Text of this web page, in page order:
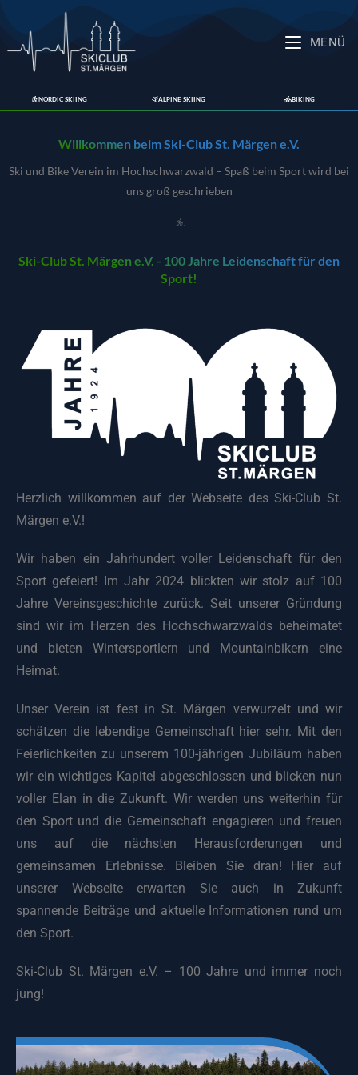
MENÜ
NORDIC SKIING ALPINE SKIING BIKING
Willkommen beim Ski-Club St. Märgen e.V.
Ski und Bike Verein im Hochschwarzwald – Spaß beim Sport wird bei
uns groß geschrieben
Ski-Club St. Märgen e.V. - 100 Jahre Leidenschaft für den
Sport!
Herzlich willkommen auf der Webseite des Ski-Club St.
Märgen e.V.!
Wir haben ein Jahrhundert voller Leidenschaft für den
Sport gefeiert! Im Jahr 2024 blickten wir stolz auf 100
Jahre Vereinsgeschichte zurück. Seit unserer Gründung
sind wir im Herzen des Hochschwarzwalds beheimatet
und bieten Wintersportlern und Mountainbikern eine
Heimat.
Unser Verein ist fest in St. Märgen verwurzelt und wir
schätzen die lebendige Gemeinschaft hier sehr. Mit den
Feierlichkeiten zu unserem 100-jährigen Jubiläum haben
wir ein wichtiges Kapitel abgeschlossen und blicken nun
voller Elan in die Zukunft. Wir werden uns weiterhin für
den Sport und die Gemeinschaft engagieren und freuen
uns auf die nächsten Herausforderungen und
gemeinsamen Erlebnisse. Bleiben Sie dran! Hier auf
unserer Webseite erwarten Sie auch in Zukunft
spannende Beiträge und aktuelle Informationen rund um
den Sport.
Ski-Club St. Märgen e.V. – 100 Jahre und immer noch
jung!